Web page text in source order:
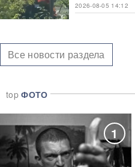
2026-08-05 14:12
Все новости раздела
topФОТО
1